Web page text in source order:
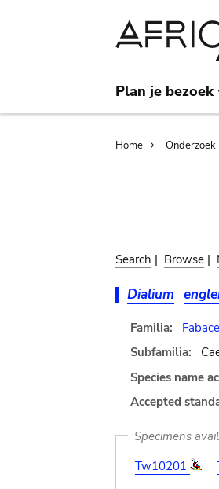
Plan je bezoek
Home Onderzoek
Search | Browse |
Dialium
Familia:
Subfamilia:
Species name
Accepted
Specimens
Tw10201